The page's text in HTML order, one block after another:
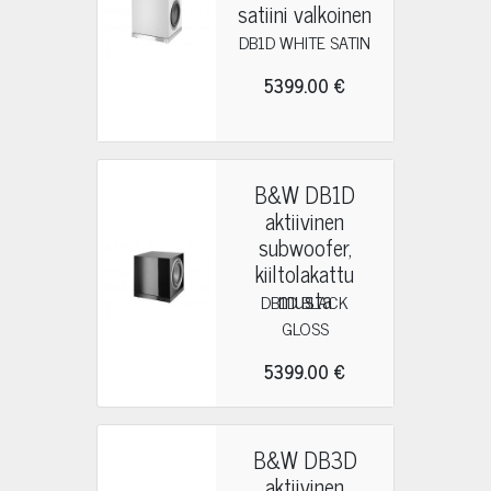
satiini valkoinen
DB1D WHITE SATIN
5399.00 €
B&W DB1D
aktiivinen
subwoofer,
kiiltolakattu
musta
DB1D BLACK
GLOSS
5399.00 €
B&W DB3D